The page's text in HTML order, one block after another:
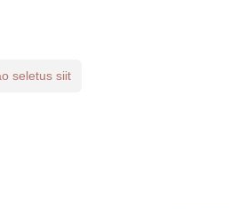
seletus siit